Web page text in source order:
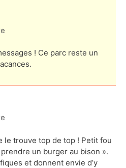
! Ce parc reste un
le trouve top de top ! Petit fou
un burger au bison ».
et donnent envie d’y